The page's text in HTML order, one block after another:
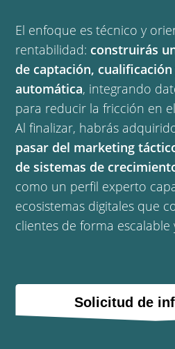
El enfoque es técnico y
rentabilidad: construirás
de captación,
automática, integrando
para reducir la fricción en
Al finalizar, habrás
pasar del marketing
de sistemas de
como un perfil experto
ecosistemas digitales que
clientes de forma escalable
Solicitud de